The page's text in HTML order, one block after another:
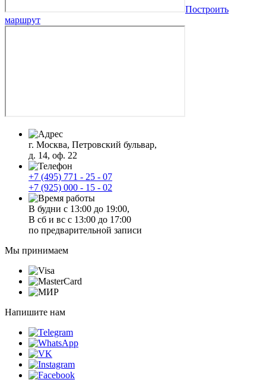
Построить
маршрут
г. Москва, Петровский бульвар,
д. 14, оф. 22
+7 (495) 771 - 25 - 07
+7 (925) 000 - 15 - 02
В будни с 13:00 до 19:00,
В сб и вс с 13:00 до 17:00
по предварительной записи
Мы принимаем
Напишите нам